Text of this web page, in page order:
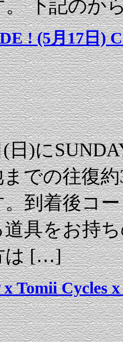
。 下記のか
! (5月17日)
日)に
での往復
到着後コ
具をお持
は […]
Tomii Cycles